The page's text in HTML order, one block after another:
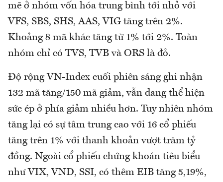
mẽ ở nhóm vốn hóa trung bình tới nhỏ với
VFS, SBS, SHS, AAS, VIG tăng trên 2%.
Khoảng 8 mã khác tăng từ 1% tới 2%. Toàn
nhóm chỉ có TVS, TVB và ORS là đỏ.
Độ rộng VN-Index cuối phiên sáng ghi nhận
132 mã tăng/150 mã giảm, vẫn đang thể hiện
sức ép ở phía giảm nhiều hơn. Tuy nhiên nhóm
tăng lại có sự tâm trung cao với 16 cổ phiếu
tăng trên 1% với thanh khoản vượt trăm tỷ
đồng. Ngoài cổ phiếu chứng khoán tiêu biểu
như VIX, VND, SSI, có thêm EIB tăng 5,19%,